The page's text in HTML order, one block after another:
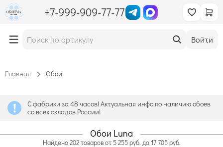
+7-999-909-77-77
Войти
Главная Обои
С фабрики за 48 часов! Актуальная инфо по наличию обоев
со всех складов России!
Обои Luna
Найдено 202 товаров от 5 255 руб. до 17 705 руб.